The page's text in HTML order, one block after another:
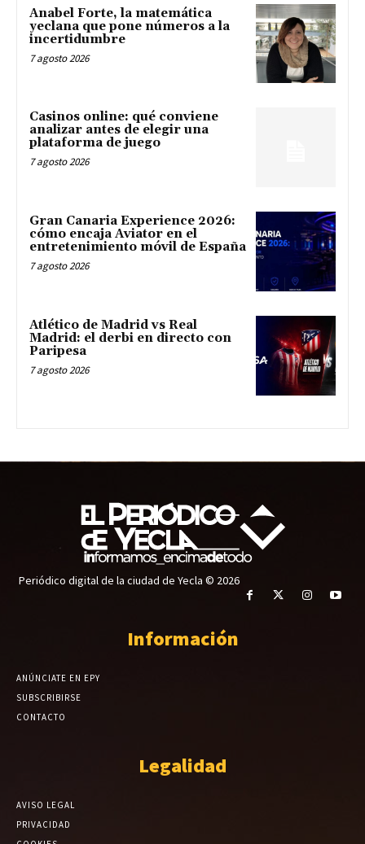
Anabel Forte, la matemática
yeclana que pone números a la
incertidumbre
7 agosto 2026
Casinos online: qué conviene
analizar antes de elegir una
plataforma de juego
7 agosto 2026
Gran Canaria Experience 2026:
cómo encaja Aviator en el
entretenimiento móvil de España
7 agosto 2026
Atlético de Madrid vs Real
Madrid: el derbi en directo con
Paripesa
7 agosto 2026
Periódico digital de la ciudad de Yecla © 2026
Información
ANÚNCIATE EN EPY
SUBSCRIBIRSE
CONTACTO
Legalidad
AVISO LEGAL
PRIVACIDAD